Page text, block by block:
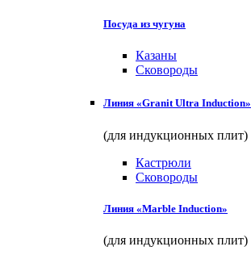
Посуда из чугуна
Казаны
Сковороды
Линия «Granit Ultra Induction»
(для индукционных плит)
Кастрюли
Сковороды
Линия «Marble Induction»
(для индукционных плит)